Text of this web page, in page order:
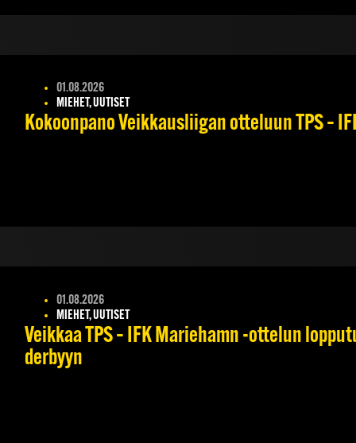
01.08.2026
MIEHET, UUTISET
Kokoonpano Veikkausliigan otteluun TPS –
01.08.2026
MIEHET, UUTISET
Veikkaa TPS – IFK Mariehamn -ottelun
derbyyn